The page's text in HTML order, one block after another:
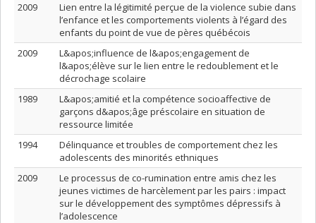
2009
Lien entre la légitimité perçue de la violence subie dans
l’enfance et les comportements violents à l’égard des
enfants du point de vue de pères québécois
2009
L&apos;influence de l&apos;engagement de
l&apos;élève sur le lien entre le redoublement et le
décrochage scolaire
1989
L&apos;amitié et la compétence socioaffective de
garçons d&apos;âge préscolaire en situation de
ressource limitée
1994
Délinquance et troubles de comportement chez les
adolescents des minorités ethniques
2009
Le processus de co-rumination entre amis chez les
jeunes victimes de harcèlement par les pairs : impact
sur le développement des symptômes dépressifs à
l’adolescence